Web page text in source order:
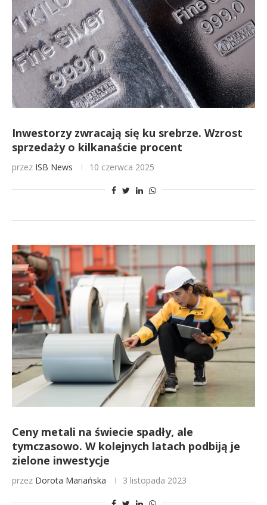
Inwestorzy zwracają się ku srebrze. Wzrost
sprzedaży o kilkanaście procent
przez ISB News 10 czerwca 2025
Ceny metali na świecie spadły, ale
tymczasowo. W kolejnych latach podbiją je
zielone inwestycje
przez Dorota Mariańska 3 listopada 2023